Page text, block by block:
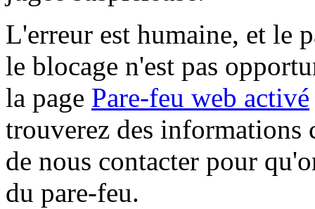
L'erreur est humaine, et le
le blocage n'est pas
la page Pare-feu web activé
trouverez des informations
de nous contacter pour
du pare-feu.